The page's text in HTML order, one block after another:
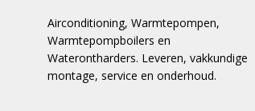
Airconditioning, Warmtepompen,
Warmtepompboilers en
Waterontharders. Leveren, vakkundige
montage, service en onderhoud.